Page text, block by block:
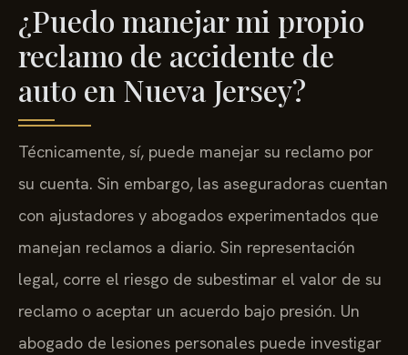
¿Puedo manejar mi propio
reclamo de accidente de
auto en Nueva Jersey?
Técnicamente, sí, puede manejar su reclamo por
su cuenta. Sin embargo, las aseguradoras cuentan
con ajustadores y abogados experimentados que
manejan reclamos a diario. Sin representación
legal, corre el riesgo de subestimar el valor de su
reclamo o aceptar un acuerdo bajo presión. Un
abogado de lesiones personales puede investigar